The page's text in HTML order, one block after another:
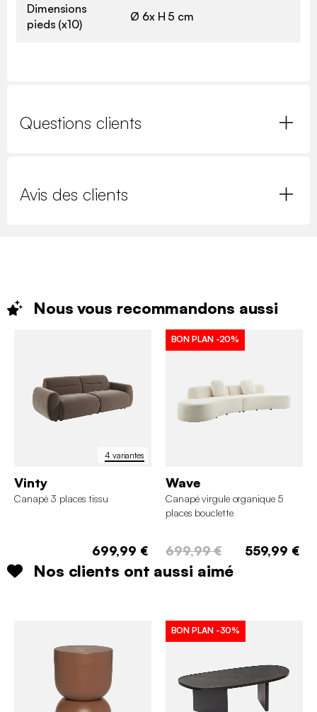
Dimensions
pieds (x10)
Ø 6x H 5 cm
Questions clients
Avis des clients
Nous vous recommandons aussi
4 variantes
Vinty
Canapé 3 places tissu
699,99 €
BON PLAN -20%
Wave
Canapé virgule organique 5
places bouclette
699,99 € 559,99 €
Nos clients ont aussi aimé
BON PLAN -30%